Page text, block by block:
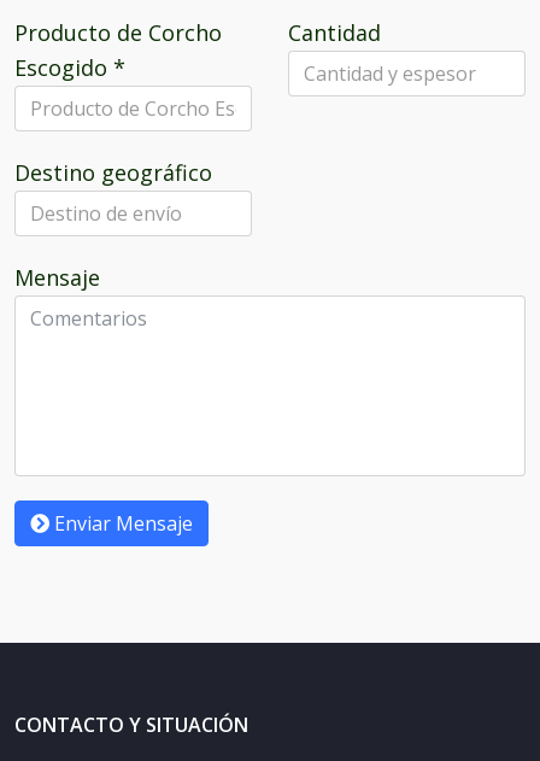
Producto de Corcho
Escogido *
Cantidad
Destino geográfico
Mensaje
Enviar Mensaje
CONTACTO Y SITUACIÓN